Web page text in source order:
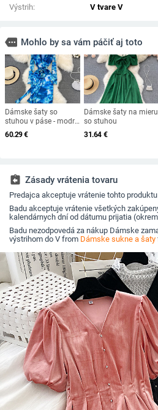
Výstrih:
V tvare V
more Mohlo by sa vám páčiť aj toto
Dámske šaty so
stuhou v páse - modrá
farba
60.29€
Dámske šaty na mieru
so stuhou
31.64 €
assignment_return Zásady vrátenia tovaru
Predajca akceptuje vrátenie tohto
Badu akceptuje vrátenie všetkých
kalendárnych dní od dátumu prijatia
Badu nezodpovedá za nákup Dámske
výstrihom do V from Dámske sukne a šaty